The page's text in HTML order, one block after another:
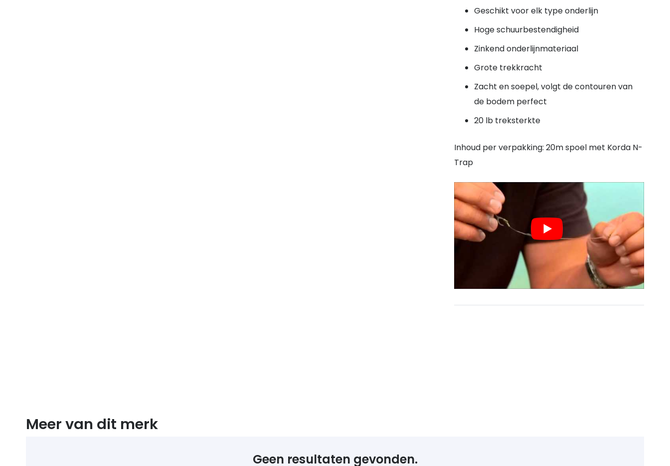
Geschikt voor elk type onderlijn
Hoge schuurbestendigheid
Zinkend onderlijnmateriaal
Grote trekkracht
Zacht en soepel, volgt de contouren van
de bodem perfect
20 lb treksterkte
Inhoud per verpakking: 20m spoel met Korda N-
Trap
Meer van dit merk
Geen resultaten gevonden.